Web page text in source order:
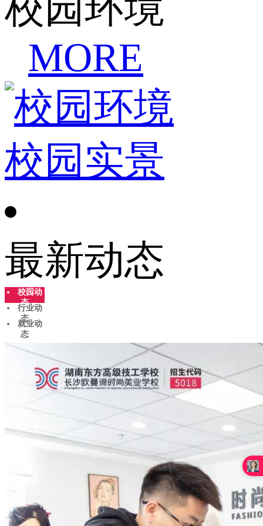
MORE
校园实景
最新动态
校园动
态
行业动
态
就业动
态